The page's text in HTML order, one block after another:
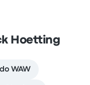
Hoetting
WAW